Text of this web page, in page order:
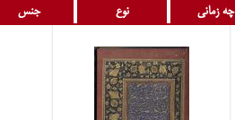
چه زمانی نوع جنس